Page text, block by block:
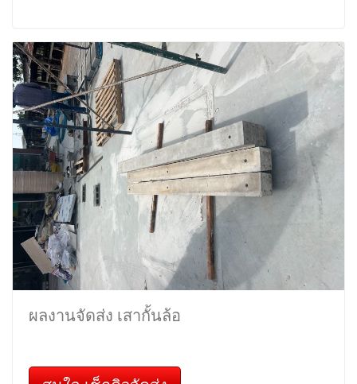
ผลงานจัดส่ง เสากั้นล้อ